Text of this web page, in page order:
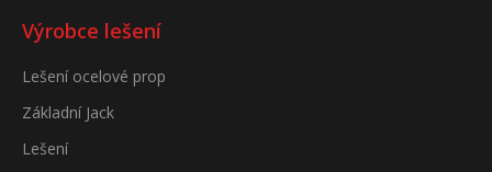
Výrobce lešení
Lešení ocelové prop
Základní Jack
Lešení